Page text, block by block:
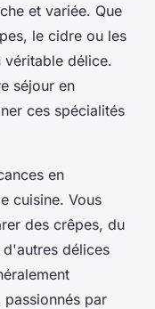
et variée. Que
le cidre ou les
véritable délice.
séjour en
ces spécialités
en
cuisine. Vous
des crêpes, du
délices
par